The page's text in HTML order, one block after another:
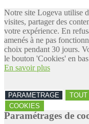
Notre site Logeva utilise
visites, partager des
votre expérience. En
amenés à ne pas
choix pendant 30 jours.
le bouton 'Cookies' en
En savoir plus
PARAMETRAGE
COOKIES
Paramétrages de